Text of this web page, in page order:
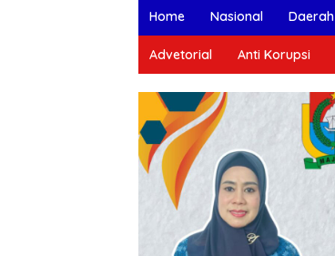
Home Nasional Daerah
Advetorial Anti Korupsi